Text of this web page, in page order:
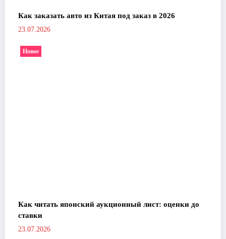
Как заказать авто из Китая под заказ в 2026
23.07.2026
Новое
Как читать японский аукционный лист: оценки до
ставки
23.07.2026